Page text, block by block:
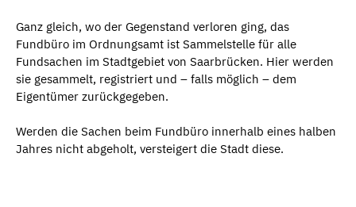
Ganz gleich, wo der Gegenstand verloren ging, das
Fundbüro im Ordnungsamt ist Sammelstelle für alle
Fundsachen im Stadtgebiet von Saarbrücken. Hier werden
sie gesammelt, registriert und – falls möglich – dem
Eigentümer zurückgegeben.
Werden die Sachen beim Fundbüro innerhalb eines halben
Jahres nicht abgeholt, versteigert die Stadt diese.